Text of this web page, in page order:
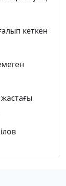
кеткен